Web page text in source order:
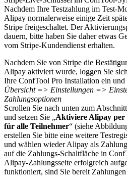
Nachdem Ihre Testzahlung im Test-
Alipay normalerweise einige Zeit
Stripe freigeschaltet. Der
dauern, bitte haben Sie daher etwas
vom Stripe-Kundendienst erhalten.
Nachdem Sie von Stripe die
Alipay aktiviert wurde, loggen Sie
Ihre ConfTool Pro Installation ein und
Übersicht => Einstellungen =>
Zahlungsoptionen
Scrollen Sie nach unten zum
und setzen Sie „Aktiviere Alipay per
für alle Teilnehmer“ (siehe
erstellen Sie bitte eine weitere
und wählen wieder Alipay als
auf die Zahlungs-Schaltfläche in
Alipay-Zahlungsseite erfolgreich
funktioniert, sind Sie bereit